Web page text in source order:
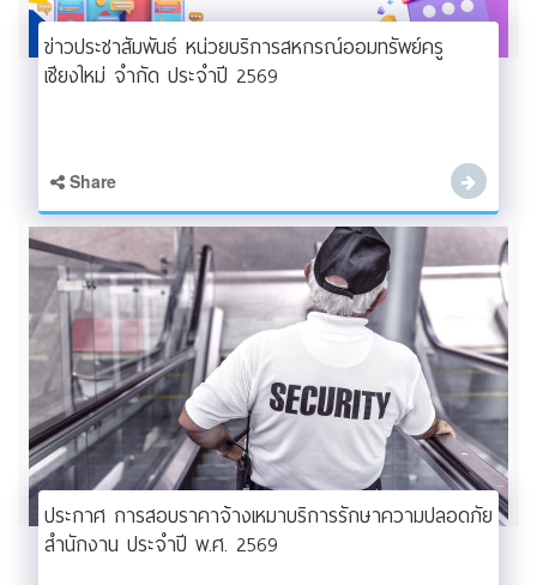
ข่าวประชาสัมพันธ์ หน่วยบริการสหกรณ์ออมทรัพย์ครู
เชียงใหม่ จำกัด ประจำปี 2569
Share
ประกาศ การสอบราคาจ้างเหมาบริการรักษาความปลอดภัย
สำนักงาน ประจำปี พ.ศ. 2569